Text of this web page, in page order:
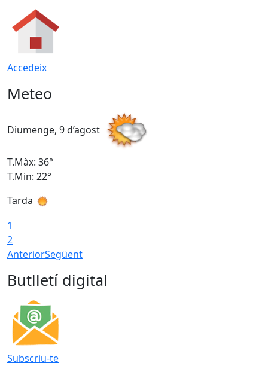
Accedeix
Meteo
Diumenge, 9 d’agost
T.Màx: 36°
T.Min: 22°
Tarda
1
2
AnteriorSegüent
Butlletí digital
Subscriu-te